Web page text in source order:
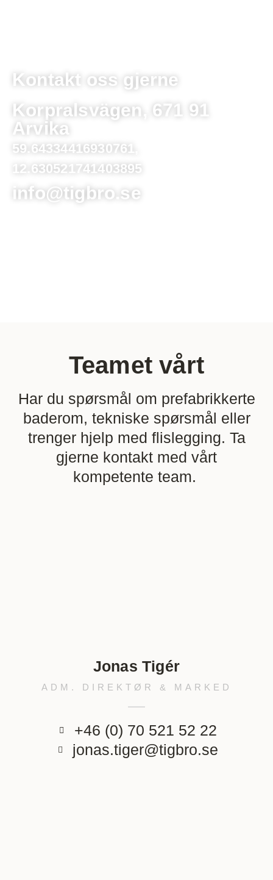
Kontakt oss gjerne
Korpralsvägen, 671 91
Arvika
59.64334416930761,
12.630521741403895
info@tigbro.se
Teamet vårt
Har du spørsmål om prefabrikkerte
baderom, tekniske spørsmål eller
trenger hjelp med flislegging. Ta
gjerne kontakt med vårt
kompetente team.
Jonas Tigér
ADM. DIREKTØR & MARKED
+46 (0) 70 521 52 22
jonas.tiger@tigbro.se